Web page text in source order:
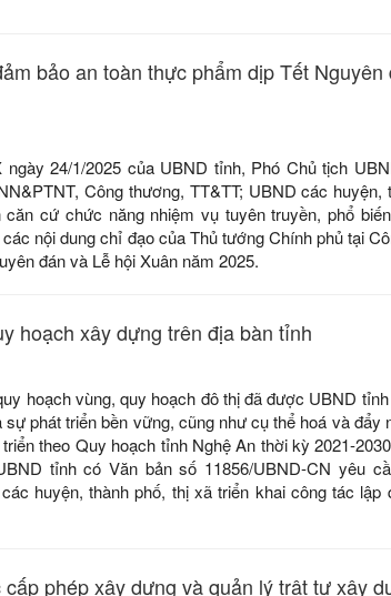
bảo an toàn thực phẩm dịp Tết Nguyên
ngày 24/1/2025 của UBND tỉnh, Phó Chủ tịch
Công thương, TT&TT; UBND các huyện,
cứ chức năng nhiệm vụ tuyên truyền, phổ
nội dung chỉ đạo của Thủ tướng Chính phủ tại
đán và Lễ hội Xuân năm 2025.
hoạch xây dựng trên địa bàn tỉnh
hoạch vùng, quy hoạch đô thị đã được UBND
phát triển bền vững, cũng như cụ thể hoá và đẩy
theo Quy hoạch tỉnh Nghệ An thời kỳ 2021-
tỉnh có Văn bản số 11856/UBND-CN yêu
huyện, thành phố, thị xã triển khai công tác lập
phép xây dựng và quản lý trật tự xây